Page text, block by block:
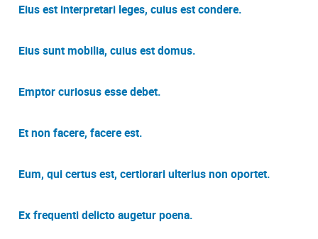
Eius est interpretari leges, cuius est condere.
Eius sunt mobilia, cuius est domus.
Emptor curiosus esse debet.
Et non facere, facere est.
Eum, qui certus est, certiorari ulterius non oportet.
Ex frequenti delicto augetur poena.